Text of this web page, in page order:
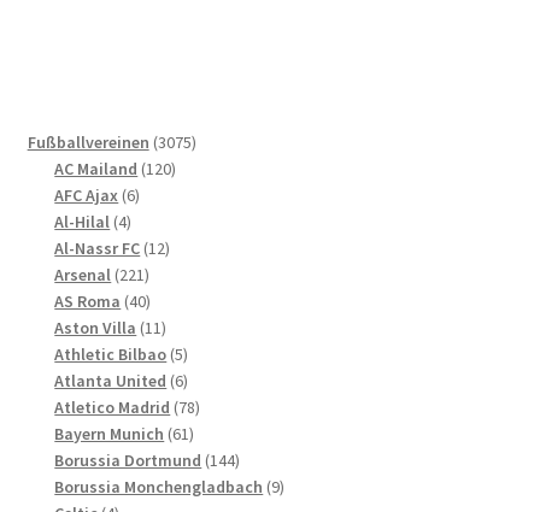
Fußballvereinen 30753075
AC Mailand 120120
AFC Ajax 66
Al-Hilal 44
Produkte
Al-Nassr FC 1212
Arsenal 221221
Produkte
AS Roma 4040
Produkte
Aston Villa 1111
Produkte
Athletic Bilbao 55
Produkte
Atlanta United 66
Produkte
Atletico Madrid 7878
Bayern Munich 6161
Produkte
Borussia Dortmund 144144
Produkte
Borussia Monchengladbach 99